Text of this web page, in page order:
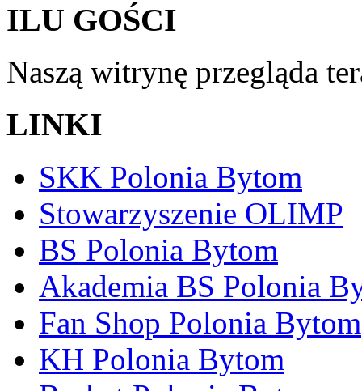
ILU GOŚCI
Naszą witrynę przegląda
LINKI
SKK Polonia Bytom
Stowarzyszenie OLIMP
BS Polonia Bytom
Akademia BS Polonia
Fan Shop Polonia Bytom
KH Polonia Bytom